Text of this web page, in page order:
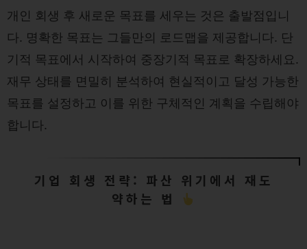
개인 회생 후 새로운 목표를 세우는 것은 출발점입니
다. 명확한 목표는 그들만의 로드맵을 제공합니다. 단
기적 목표에서 시작하여 중장기적 목표로 확장하세요.
재무 상태를 면밀히 분석하여 현실적이고 달성 가능한
목표를 설정하고 이를 위한 구체적인 계획을 수립해야
합니다.
기업 회생 전략: 파산 위기에서 재도
약하는 법